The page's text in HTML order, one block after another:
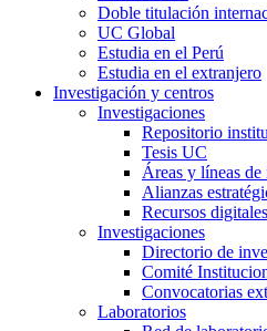
Doble titulación
UC Global
Estudia en el Perú
Estudia en el extranjero
Investigación y centros
Investigaciones
Repositorio
Tesis UC
Áreas y líneas
Alianzas
Recursos digitales
Investigaciones
Directorio de
Comité
Convocatorias
Laboratorios